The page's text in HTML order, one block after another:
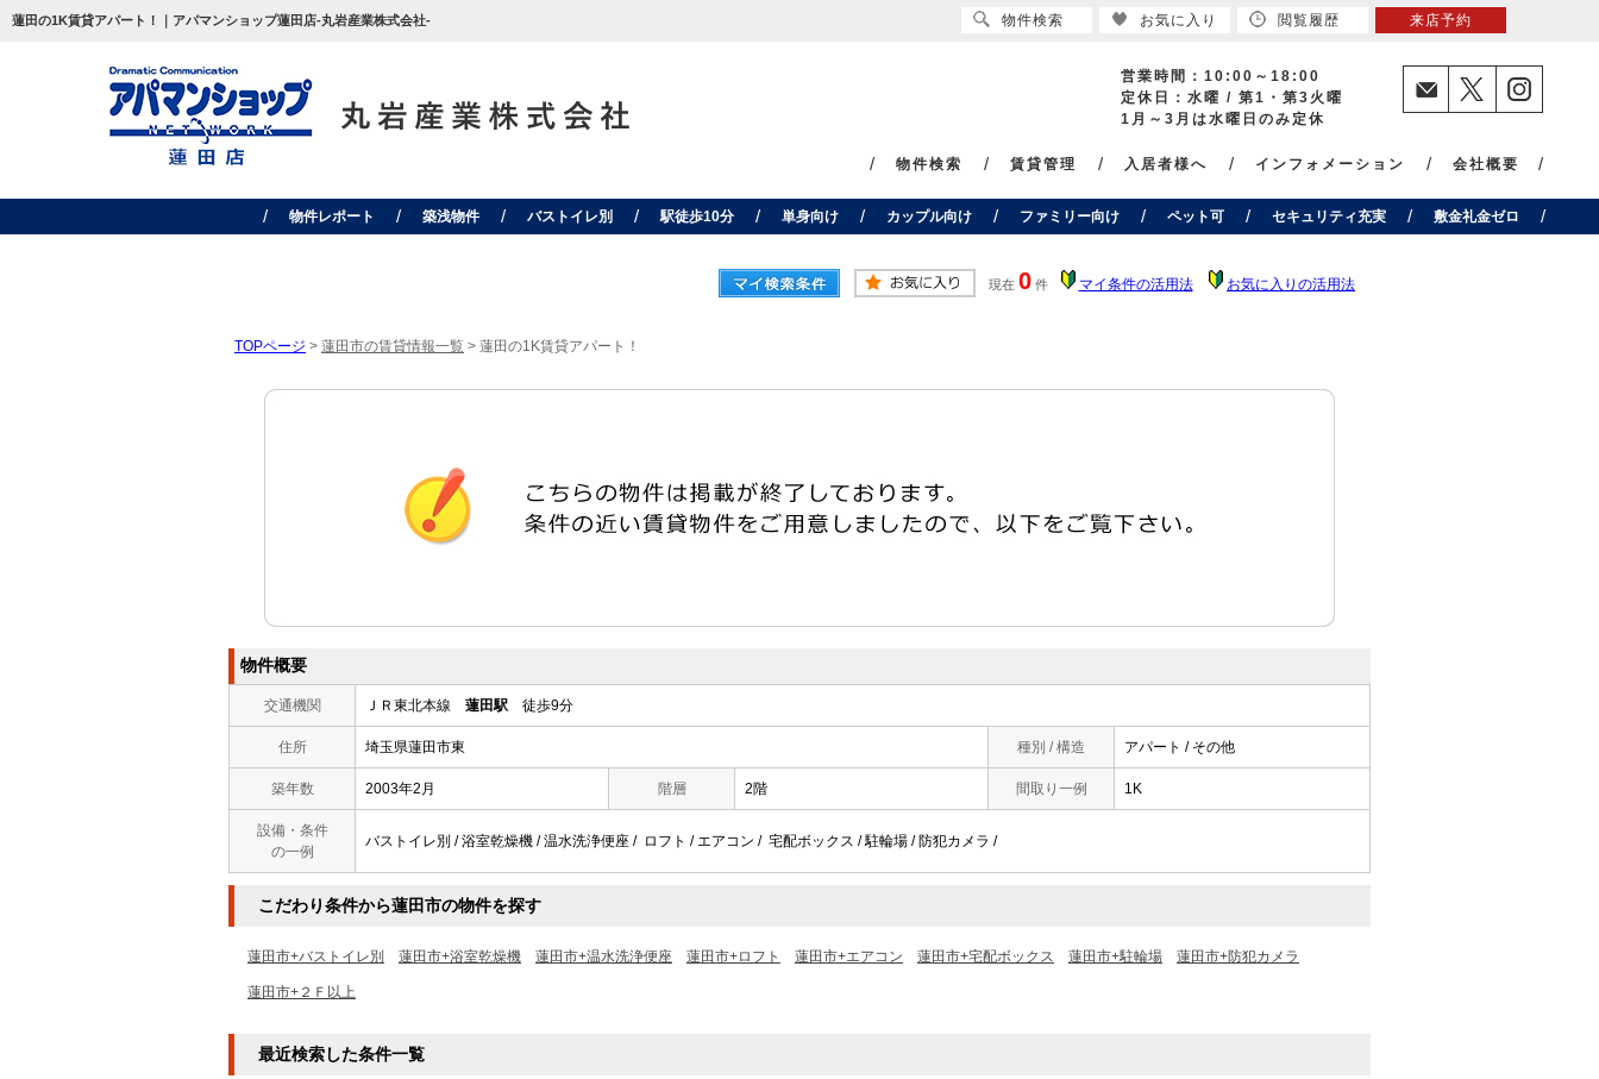
蓮田の1K賃貸アパート！｜アパマンショップ蓮田店-丸岩産業株式会社-
営業時間：10:00～18:00
定休日：水曜 / 第1・第3火曜
1月～3月は水曜日のみ定休
物件検索 賃貸管理 入居者様へ インフォメーション 会社概要
物件レポート 築浅物件 バストイレ別 駅徒歩10分 単身向け カップル向け ファミリー向け ペット可 セキュリティ充実 敷金礼金ゼロ
現在 0 件 マイ条件の活用法 お気に入りの活用法
TOPページ > 蓮田市の賃貸情報一覧 > 蓮田の1K賃貸アパート！
物件概要
交通機関 ＪＲ東北本線 蓮田駅 徒歩9分
住所 埼玉県蓮田市東 種別 / 構造 アパート / その他
築年数 2003年2月 階層 2階 間取り一例 1K
設備・条件
の一例
バストイレ別 / 浴室乾燥機 / 温水洗浄便座 / ロフト / エアコン / 宅配ボックス / 駐輪場 / 防犯カメラ /
こだわり条件から蓮田市の物件を探す
蓮田市+バストイレ別 蓮田市+浴室乾燥機 蓮田市+温水洗浄便座 蓮田市+ロフト 蓮田市+エアコン 蓮田市+宅配ボックス 蓮田市+駐輪場 蓮田市+防犯カメラ
蓮田市+２Ｆ以上
最近検索した条件一覧
物件検索 お気に入り 閲覧履歴 来店予約